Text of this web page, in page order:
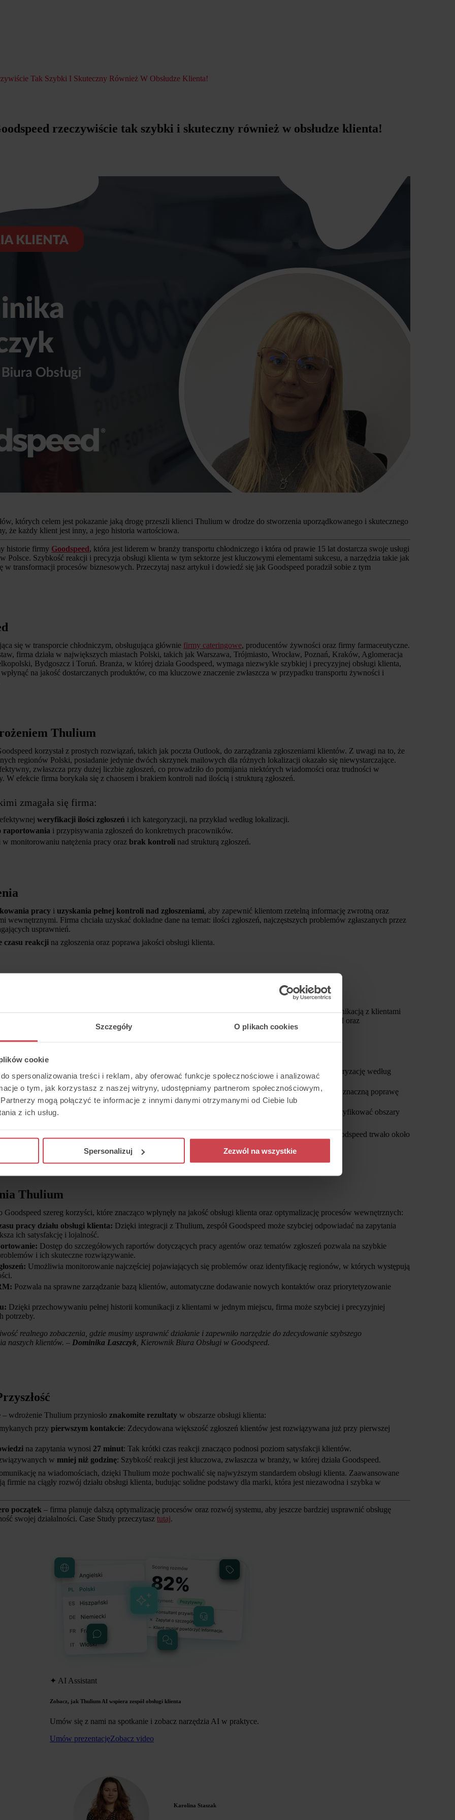
Szczegóły O plikach cookies
cookie
spersonalizowania treści i reklam, aby oferować funkcje społecznościowe i analizować
o tym, jak korzystasz z naszej witryny, udostępniamy partnerom społecznościowym,
mogą połączyć te informacje z innymi danymi otrzymanymi od Ciebie lub
z ich usług.
Spersonalizuj Zezwól na wszystkie
Tak Szybki I Skuteczny Również W Obsłudze Klienta!
rzeczywiście tak szybki i skuteczny również w obsłudze klienta!
których celem jest pokazanie jaką drogę przeszli klienci Thulium w drodze do stworzenia uporządkowanego i skutecznego
że każdy klient jest inny, a jego historia wartościowa.
historie firmy Goodspeed, która jest liderem w branży transportu chłodniczego i która od prawie 15 lat dostarcza swoje usługi
Polsce. Szybkość reakcji i precyzja obsługi klienta w tym sektorze jest kluczowymi elementami sukcesu, a narzędzia takie jak
transformacji procesów biznesowych. Przeczytaj nasz artykuł i dowiedź się jak Goodspeed poradził sobie z tym
się w transporcie chłodniczym, obsługująca głównie firmy cateringowe, producentów żywności oraz firmy farmaceutyczne.
firma działa w największych miastach Polski, takich jak Warszawa, Trójmiasto, Wrocław, Poznań, Kraków, Aglomeracja
Bydgoszcz i Toruń. Branża, w której działa Goodspeed, wymaga niezwykle szybkiej i precyzyjnej obsługi klienta,
na jakość dostarczanych produktów, co ma kluczowe znaczenie zwłaszcza w przypadku transportu żywności i
Thulium
korzystał z prostych rozwiązań, takich jak poczta Outlook, do zarządzania zgłoszeniami klientów. Z uwagi na to, że
regionów Polski, posiadanie jedynie dwóch skrzynek mailowych dla różnych lokalizacji okazało się niewystarczające.
zwłaszcza przy dużej liczbie zgłoszeń, co prowadziło do pomijania niektórych wiadomości oraz trudności w
W efekcie firma borykała się z chaosem i brakiem kontroli nad ilością i strukturą zgłoszeń.
zmagała się firma:
weryfikacji ilości zgłoszeń i ich kategoryzacji, na przykład według lokalizacji.
raportowania i przypisywania zgłoszeń do konkretnych pracowników.
w monitorowaniu natężenia pracy oraz brak kontroli nad strukturą zgłoszeń.
pracy i uzyskania pełnej kontroli nad zgłoszeniami, aby zapewnić klientom rzetelną informację zwrotną oraz
wewnętrznymi. Firma chciała uzyskać dokładne dane na temat: ilości zgłoszeń, najczęstszych problemów zgłaszanych przez
usprawnień.
czasu reakcji na zgłoszenia oraz poprawa jakości obsługi klienta.
Thulium
wdrożenie Thulium, zaawansowanego narzędzia Contact Center, które miało pomóc w zarządzaniu komunikacją z klientami
zgłoszeń. Decyzja o wdrożeniu Thulium była podyktowana potrzebą wprowadzenia rozbudowanego CRM oraz
mailowego oraz CRM:
Umożliwiło to zbieranie wszystkich zgłoszeń w jednym miejscu oraz ich kategoryzację według
ułatwiło zarządzanie zgłoszeniami.
i procesów:Dzięki temu firma mogła szybciej reagować na zapytania klientów, co przełożyło się na znaczną poprawę
systemu raportowania:
Pozwoliło to na bieżąco monitorować efektywność pracy oraz identyfikować obszary
, jednak pełne wdrożenie i dostosowanie narzędzia do specyficznych potrzeb Goodspeed trwało około
Thulium
szereg korzyści, które znacząco wpłynęły na jakość obsługi klienta oraz optymalizację procesów wewnętrznych:
pracy działu obsługi klienta: Dzięki integracji z Thulium, zespół Goodspeed może szybciej odpowiadać na zapytania
ich satysfakcję i lojalność.
Dostęp do szczegółowych raportów dotyczących pracy agentów oraz tematów zgłoszeń pozwala na szybkie
i ich skuteczne rozwiązywanie.
Umożliwia monitorowanie najczęściej pojawiających się problemów oraz identyfikację regionów, w których występują
Pozwala na sprawne zarządzanie bazą klientów, automatyczne dodawanie nowych kontaktów oraz priorytetyzowanie
Dzięki przechowywaniu pełnej historii komunikacji z klientami w jednym miejscu, firma może szybciej i precyzyjniej
potrzeby.
realnego zobaczenia, gdzie musimy usprawnić działanie i zapewniło narzędzie do zdecydowanie szybszego
naszych klientów. – Dominika Laszczyk , Kierownik Biura Obsługi w Goodspeed.
– wdrożenie Thulium przyniosło znakomite rezultaty w obszarze obsługi klienta:
przy pierwszym kontakcie: Zdecydowana większość zgłoszeń klientów jest rozwiązywana już przy pierwszej
na zapytania wynosi 27 minut: Tak krótki czas reakcji znacząco podnosi poziom satysfakcji klientów.
w mniej niż godzinę: Szybkość reakcji jest kluczowa, zwłaszcza w branży, w której działa Goodspeed.
na wiadomościach, dzięki Thulium może pochwalić się najwyższym standardem obsługi klienta. Zaawansowane
firmie na ciągły rozwój działu obsługi klienta, budując solidne podstawy dla marki, która jest niezawodna i szybka w
początek – firma planuje dalszą optymalizację procesów oraz rozwój systemu, aby jeszcze bardziej usprawnić obsługę
swojej działalności. Case Study przeczytasz tutaj.
✦ AI Assistant
Zobacz, jak Thulium AI wspiera zespół obsługi klienta
Umów się z nami na spotkanie i zobacz narzędzia AI w praktyce.
Umów prezentacjęZobacz video
Karolina Staszak